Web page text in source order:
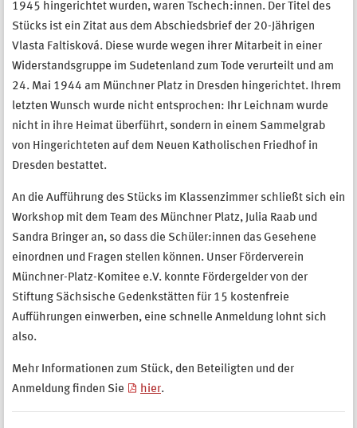
1945 hingerichtet wurden, waren Tschech:innen. Der Titel des
Stücks ist ein Zitat aus dem Abschiedsbrief der 20-Jährigen
Vlasta Faltisková. Diese wurde wegen ihrer Mitarbeit in einer
Widerstandsgruppe im Sudetenland zum Tode verurteilt und am
24. Mai 1944 am Münchner Platz in Dresden hingerichtet. Ihrem
letzten Wunsch wurde nicht entsprochen: Ihr Leichnam wurde
nicht in ihre Heimat überführt, sondern in einem Sammelgrab
von Hingerichteten auf dem Neuen Katholischen Friedhof in
Dresden bestattet.
An die Aufführung des Stücks im Klassenzimmer schließt sich ein
Workshop mit dem Team des Münchner Platz, Julia Raab und
Sandra Bringer an, so dass die Schüler:innen das Gesehene
einordnen und Fragen stellen können. Unser Förderverein
Münchner-Platz-Komitee e.V. konnte Fördergelder von der
Stiftung Sächsische Gedenkstätten für 15 kostenfreie
Aufführungen einwerben, eine schnelle Anmeldung lohnt sich
also.
Mehr Informationen zum Stück, den Beteiligten und der
Anmeldung finden Sie
hier.